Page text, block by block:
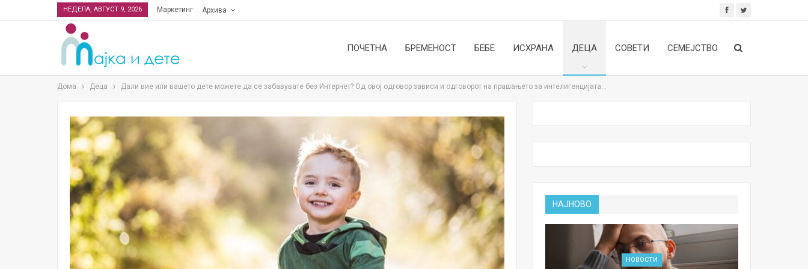
НЕДЕЛА, АВГУСТ 9, 2026 Маркетинг Архива
ПОЧЕТНА БРЕМЕНОСТ БЕБЕ ИСХРАНА ДЕЦА СОВЕТИ СЕМЕЈСТВО
Дома Деца Дали вие или вашето дете можете да се забавувате без Интернет? Од овој одговор зависи и одговорот на прашањето за интелигенцијата…
НАЈНОВО
НОВОСТИ